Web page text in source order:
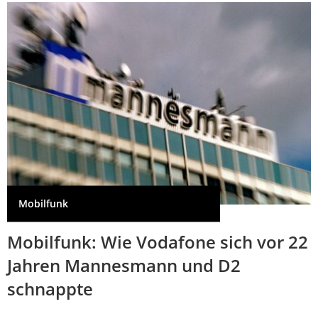
Mobilfunk
Mobilfunk: Wie Vodafone sich vor 22
Jahren Mannesmann und D2
schnappte